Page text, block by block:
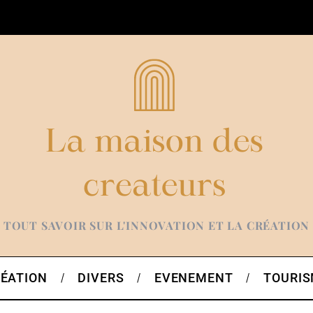
TOUT SAVOIR SUR L'INNOVATION ET LA CRÉATION
DIVERS EVENEMENT